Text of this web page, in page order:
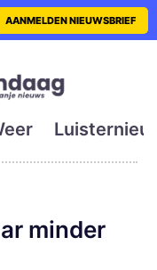
eerste
AANMELDEN NIEUWSBRIEF
minder